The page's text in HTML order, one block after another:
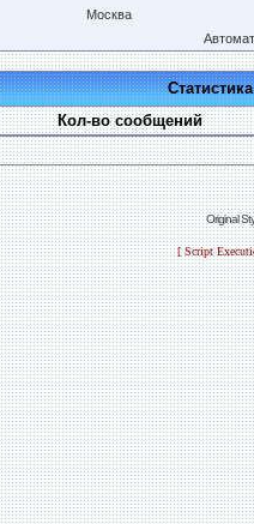
Москва
Кол-во сообщений
Original
[ Script